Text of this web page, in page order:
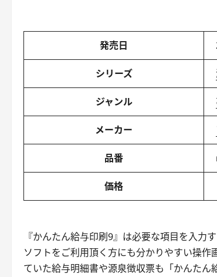
発売日
シリーズ
ジャンル
メーカー
品番
価格
『かんたん給与印刷9』は必要な項目を入力
ソフトをご利用頂く方にも分かりやすい操
ていた給与明細書や源泉徴収票も「かんた